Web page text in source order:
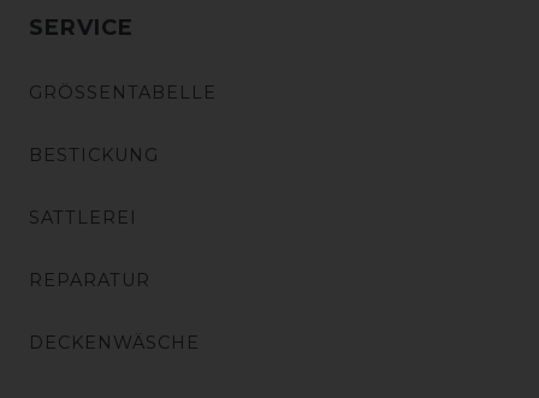
SERVICE
GRÖSSENTABELLE
BESTICKUNG
SATTLEREI
REPARATUR
DECKENWÄSCHE